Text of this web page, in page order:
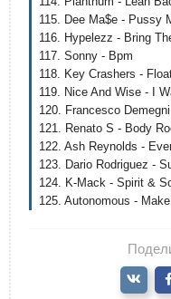
115. Dee Ma$e - Pussy
116. Hypelezz - Bring
117. Sonny - Bpm
118. Key Crashers -
119. Nice And Wise - I
120. Francesco
121. Renato S - Body
122. Ash Reynolds -
123. Dario Rodriguez -
124. K-Mack - Spirit &
125. Autonomous -